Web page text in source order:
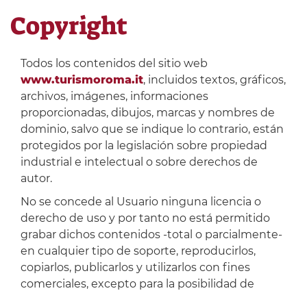
here
Copyright
Todos los contenidos del sitio web
www.turismoroma.it, incluidos textos, gráficos,
archivos, imágenes, informaciones
proporcionadas, dibujos, marcas y nombres de
dominio, salvo que se indique lo contrario, están
protegidos por la legislación sobre propiedad
industrial e intelectual o sobre derechos de
autor.
No se concede al Usuario ninguna licencia o
derecho de uso y por tanto no está permitido
grabar dichos contenidos -total o parcialmente-
en cualquier tipo de soporte, reproducirlos,
copiarlos, publicarlos y utilizarlos con fines
comerciales, excepto para la posibilidad de